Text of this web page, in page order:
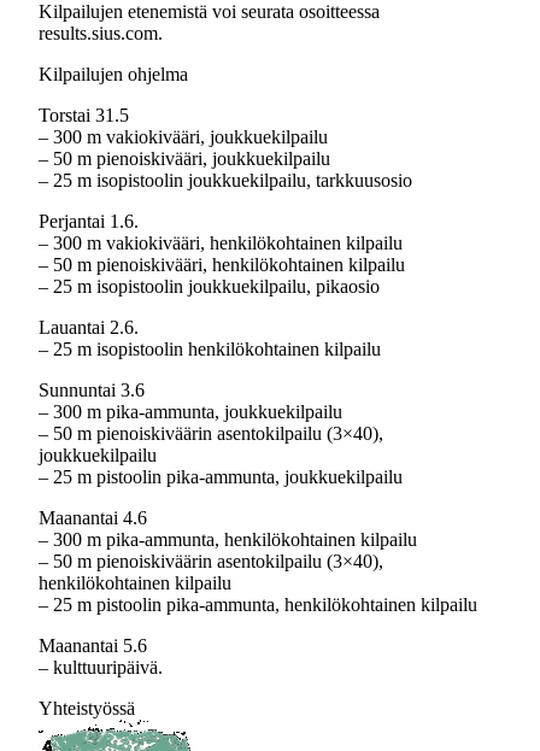
Kilpailujen etenemistä voi seurata osoitteessa
results.sius.com.
Kilpailujen ohjelma
Torstai 31.5
– 300 m vakiokivääri, joukkuekilpailu
– 50 m pienoiskivääri, joukkuekilpailu
– 25 m isopistoolin joukkuekilpailu, tarkkuusosio
Perjantai 1.6.
– 300 m vakiokivääri, henkilökohtainen kilpailu
– 50 m pienoiskivääri, henkilökohtainen kilpailu
– 25 m isopistoolin joukkuekilpailu, pikaosio
Lauantai 2.6.
– 25 m isopistoolin henkilökohtainen kilpailu
Sunnuntai 3.6
– 300 m pika-ammunta, joukkuekilpailu
– 50 m pienoiskiväärin asentokilpailu (3×40),
joukkuekilpailu
– 25 m pistoolin pika-ammunta, joukkuekilpailu
Maanantai 4.6
– 300 m pika-ammunta, henkilökohtainen kilpailu
– 50 m pienoiskiväärin asentokilpailu (3×40),
henkilökohtainen kilpailu
– 25 m pistoolin pika-ammunta, henkilökohtainen kilpailu
Maanantai 5.6
– kulttuuripäivä.
Yhteistyössä